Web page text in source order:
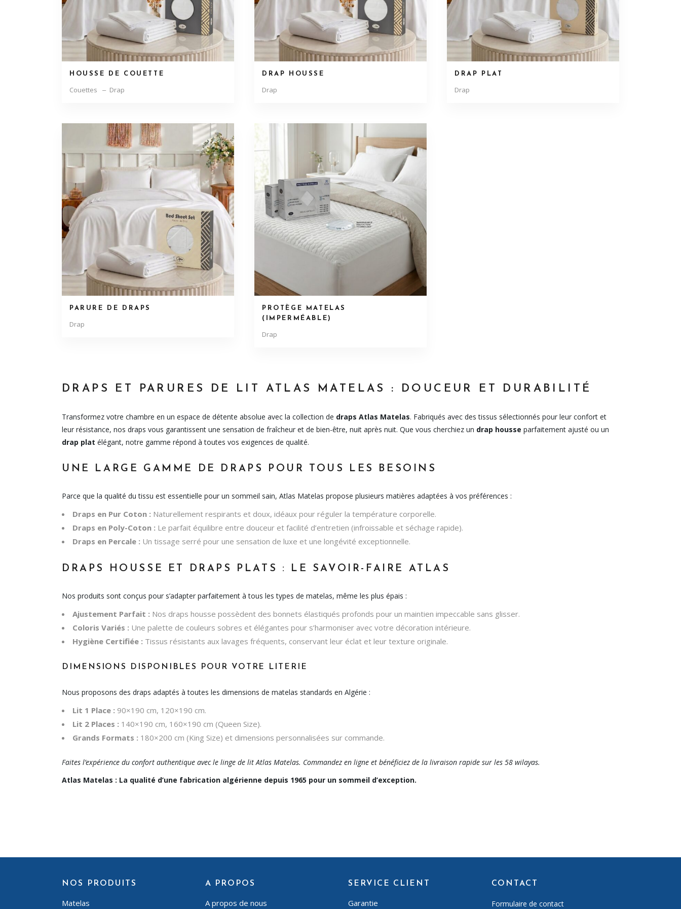
HOUSSE DE COUETTE
Couettes Drap
DRAP HOUSSE
Drap
DRAP PLAT
Drap
PARURE DE DRAPS
Drap
PROTÈGE MATELAS
(IMPERMÉABLE)
Drap
DRAPS ET PARURES DE LIT ATLAS MATELAS : DOUCEUR ET DURABILITÉ
Transformez votre chambre en un espace de détente absolue avec la collection de draps Atlas Matelas. Fabriqués avec des tissus sélectionnés pour leur confort et
leur résistance, nos draps vous garantissent une sensation de fraîcheur et de bien-être, nuit après nuit. Que vous cherchiez un drap housse parfaitement ajusté ou un
drap plat élégant, notre gamme répond à toutes vos exigences de qualité.
UNE LARGE GAMME DE DRAPS POUR TOUS LES BESOINS
Parce que la qualité du tissu est essentielle pour un sommeil sain, Atlas Matelas propose plusieurs matières adaptées à vos préférences :
Draps en Pur Coton : Naturellement respirants et doux, idéaux pour réguler la température corporelle.
Draps en Poly-Coton : Le parfait équilibre entre douceur et facilité d’entretien (infroissable et séchage rapide).
Draps en Percale : Un tissage serré pour une sensation de luxe et une longévité exceptionnelle.
DRAPS HOUSSE ET DRAPS PLATS : LE SAVOIR-FAIRE ATLAS
Nos produits sont conçus pour s’adapter parfaitement à tous les types de matelas, même les plus épais :
Ajustement Parfait : Nos draps housse possèdent des bonnets élastiqués profonds pour un maintien impeccable sans glisser.
Coloris Variés : Une palette de couleurs sobres et élégantes pour s’harmoniser avec votre décoration intérieure.
Hygiène Certifiée : Tissus résistants aux lavages fréquents, conservant leur éclat et leur texture originale.
DIMENSIONS DISPONIBLES POUR VOTRE LITERIE
Nous proposons des draps adaptés à toutes les dimensions de matelas standards en Algérie :
Lit 1 Place : 90×190 cm, 120×190 cm.
Lit 2 Places : 140×190 cm, 160×190 cm (Queen Size).
Grands Formats : 180×200 cm (King Size) et dimensions personnalisées sur commande.
Faites l’expérience du confort authentique avec le linge de lit Atlas Matelas. Commandez en ligne et bénéficiez de la livraison rapide sur les 58 wilayas.
Atlas Matelas : La qualité d’une fabrication algérienne depuis 1965 pour un sommeil d’exception.
NOS PRODUITS
Matelas
A PROPOS
A propos de nous
SERVICE CLIENT
Garantie
CONTACT
Formulaire de contact